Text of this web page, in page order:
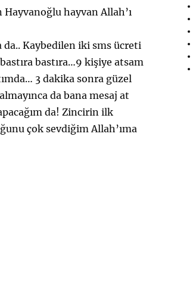
hayvan Allah’ı
Kaybedilen iki sms ücreti
bastıra…9 kişiye atsam
3 dakika sonra güzel
da bana mesaj at
da! Zincirin ilk
çok sevdiğim Allah’ıma